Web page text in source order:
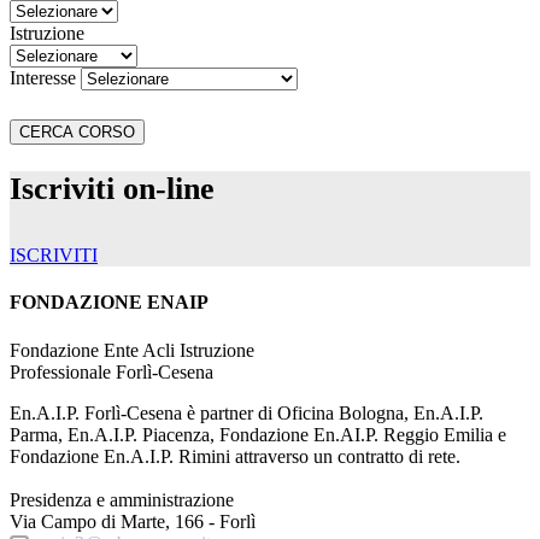
Istruzione
Interesse
Iscriviti on-line
ISCRIVITI
FONDAZIONE ENAIP
Fondazione Ente Acli Istruzione
Professionale Forlì-Cesena
En.A.I.P. Forlì-Cesena è partner di Oficina Bologna, En.A.I.P.
Parma, En.A.I.P. Piacenza, Fondazione En.AI.P. Reggio Emilia e
Fondazione En.A.I.P. Rimini attraverso un contratto di rete.
Presidenza e amministrazione
Via Campo di Marte, 166 - Forlì